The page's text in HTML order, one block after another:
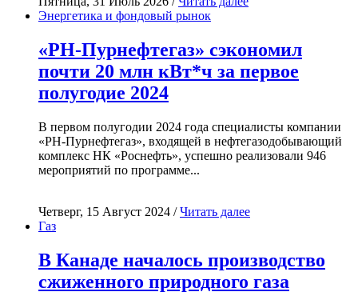
Энергетика и фондовый рынок
«РН-Пурнефтегаз» сэкономил
почти 20 млн кВт*ч за первое
полугодие 2024
В первом полугодии 2024 года специалисты компании
«РН-Пурнефтегаз», входящей в нефтегазодобывающий
комплекс НК «Роснефть», успешно реализовали 946
мероприятий по программе...
Четверг, 15 Август 2024 /Читать далее
Газ
В Канаде началось производство
сжиженного природного газа